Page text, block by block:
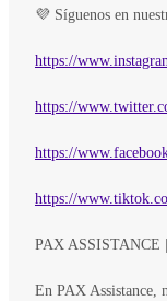
💜 Síguenos en
https://
https://
https://
https://
PAX ASSISTANCE
En PAX Assistance,